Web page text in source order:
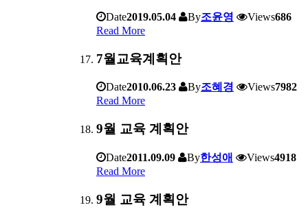
Date2019.05.04 By조윤영 Views686
Read More
7월교육계획안
Date2010.06.23 By조혜경 Views7982
Read More
9월 교육 계획안
Date2011.09.09 By한성애 Views4918
Read More
9월 교육 계획안